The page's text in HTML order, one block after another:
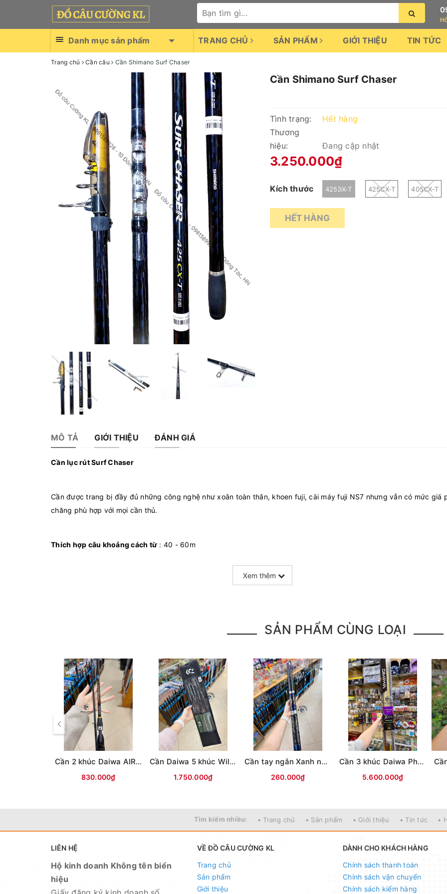
Danh mục sản phẩm TRANG CHỦ SẢN PHẨM GIỚI THIỆU TIN TỨC
Trang chủ Cần câu Cần Shimano Surf Chaser
Cần Shimano Surf Chaser
Tình trạng:
Hết hàng
Thương
hiệu:
Đang cập nhật
3.250.000₫
Kích thước 425BX-T 425CX-T 405CX-T
HẾT HÀNG
MÔ TẢ GIỚI THIỆU ĐÁNH GIÁ
Cần lục rút Surf Chaser
Cần được trang bị đầy đủ những công nghệ như xoắn toàn thân, khoen fuji, cài máy fuji NS7 nhưng vẫn có mức giá
chăng phù hợp với mọi cần thủ.
Thích hợp câu khoảng cách từ : 40 - 60m
Xem thêm
SẢN PHẨM CÙNG LOẠI
Cần 2 khúc Daiwa AIRX(Vân chéo nâu)
830.000₫
Cần Daiwa 5 khúc Wilderness X 23(WD)
1.750.000₫
Cần tay ngắn Xanh nhũ Tím, Đen( KPZD)
260.000₫
Cần 3 khúc Daiwa Phantom Surf CP 35-425
5.600.000₫
Tìm kiếm nhiều: • Trang chủ • Sản phẩm • Giới thiệu • Tin tức •
LIÊN HỆ
Hộ kinh doanh Không tên biển
hiệu
VỀ ĐỒ CÂU CƯỜNG KL
Trang chủ
Sản phẩm
Giới thiệu
DÀNH CHO KHÁCH HÀNG
Chính sách thanh toán
Chính sách vận chuyển
Chính sách kiểm hàng